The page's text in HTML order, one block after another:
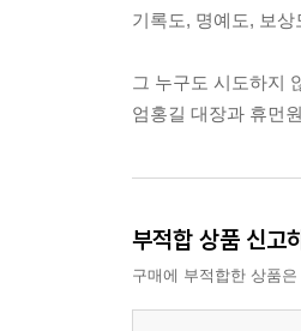
기록도, 명예도, 보
그 누구도 시도하지
엄홍길 대장과 휴먼
부적합 상품 신고
구매에 부적합한 상품